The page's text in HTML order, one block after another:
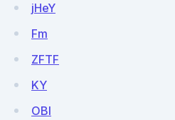
jHeY
Fm
ZFTF
KY
OBI